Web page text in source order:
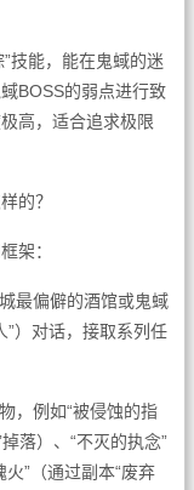
技能，能在鬼蜮的迷
BOSS的弱点进行致
高，适合追求极限
的？
架：
最偏僻的酒馆或鬼蜮
”）对话，接取系列任
，例如“被侵蚀的指
落）、“不灭的执念”
火”（通过副本“废弃